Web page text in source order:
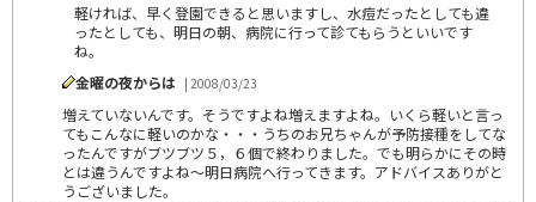
軽ければ、早く登園できると思いますし、水痘だったとしても違
ったとしても、明日の朝、病院に行って診てもらうといいです
ね。
金曜の夜からは | 2008/03/23
増えていないんです。そうですよね増えますよね。いくら軽いと言っ
てもこんなに軽いのかな・・・うちのお兄ちゃんが予防接種をしてな
ったんですがブツブツ５，６個で終わりました。でも明らかにその時
とは違うんですよね～明日病院へ行ってきます。アドバイスありがと
うございました。